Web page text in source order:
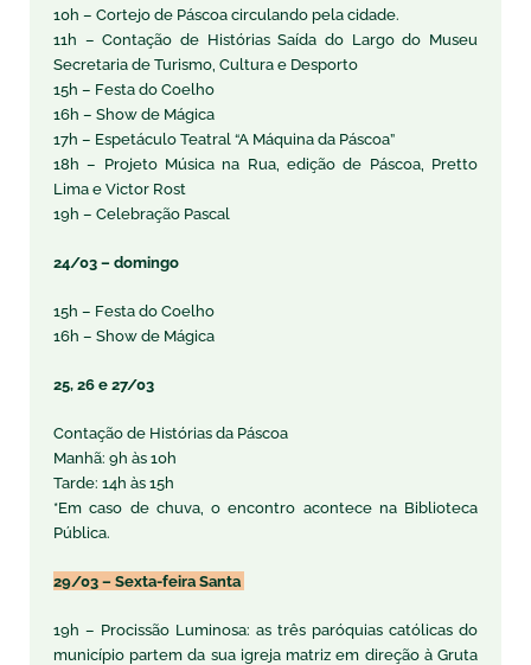
10h – Cortejo de Páscoa circulando pela cidade.
11h – Contação de Histórias Saída do Largo do Museu
Secretaria de Turismo, Cultura e Desporto
15h – Festa do Coelho
16h – Show de Mágica
17h – Espetáculo Teatral “A Máquina da Páscoa”
18h – Projeto Música na Rua, edição de Páscoa, Pretto
Lima e Victor Rost
19h – Celebração Pascal
24/03 – domingo
15h – Festa do Coelho
16h – Show de Mágica
25, 26 e 27/03
Contação de Histórias da Páscoa
Manhã: 9h às 10h
Tarde: 14h às 15h
*Em caso de chuva, o encontro acontece na Biblioteca
Pública.
29/03 – Sexta-feira Santa
19h – Procissão Luminosa: as três paróquias católicas do
município partem da sua igreja matriz em direção à Gruta